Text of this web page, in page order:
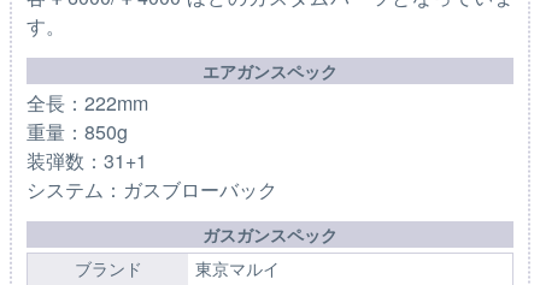
す。
エアガンスペック
全長：222mm
重量：850g
装弾数：31+1
システム：ガスブローバック
ガスガンスペック
ブランド
東京マルイ